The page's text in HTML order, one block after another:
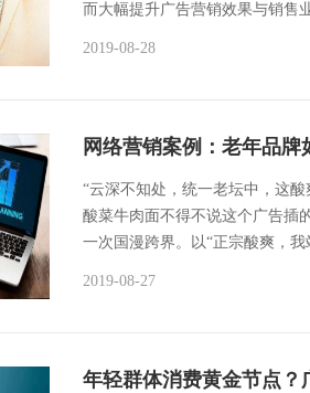
而大幅提升广告营销效果与销售
2019-08-28
网络营销案例：老年品牌
“云深不知处，统一老坛中，这
酸菜牛肉面不得不说这个广告插
一次国漫跨界。以“正宗酸爽，
2019-08-27
年轻群体消费黄金节点？